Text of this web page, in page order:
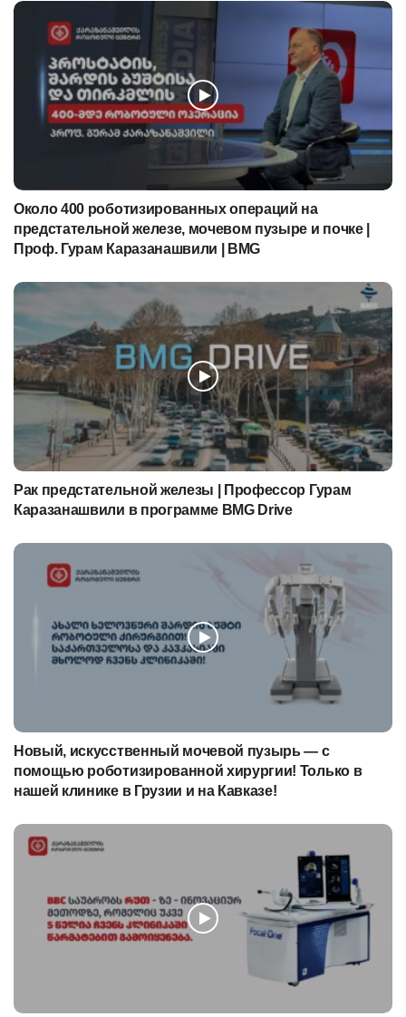
Около 400 роботизированных операций на
предстательной железе, мочевом пузыре и почке |
Проф. Гурам Каразанашвили | BMG
Рак предстательной железы | Профессор Гурам
Каразанашвили в программе BMG Drive
Новый, искусственный мочевой пузырь — с
помощью роботизированной хирургии! Только в
нашей клинике в Грузии и на Кавказе!